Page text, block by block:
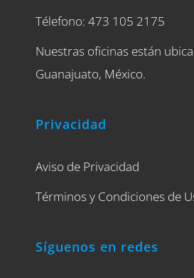
Télefono: 473 105 2175
Nuestras oficinas están
Guanajuato, México.
Privacidad
Aviso de Privacidad
Términos y Condiciones de
Síguenos en redes